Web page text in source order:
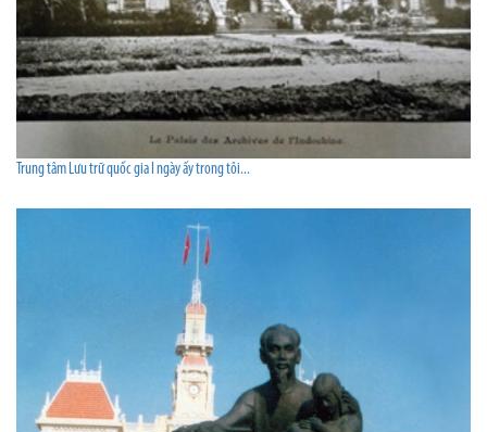
Trung tâm Lưu trữ quốc gia I ngày ấy trong tôi...